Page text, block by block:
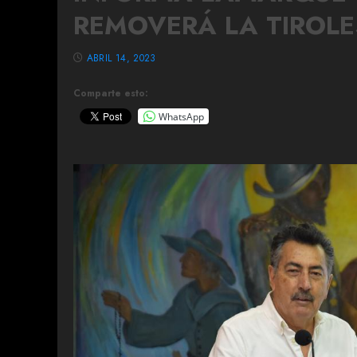
REMOVERÁ LA
Comparte esto:
WhatsApp
ABRIL 14, 2023